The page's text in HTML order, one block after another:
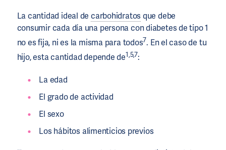
La cantidad ideal de carbohidratos que debe
consumir cada día una persona con diabetes de tipo 1
no es fija, ni es la misma para todos7. En el caso de tu
hijo, esta cantidad depende de1,5,7:
La edad
El grado de actividad
El sexo
Los hábitos alimenticios previos